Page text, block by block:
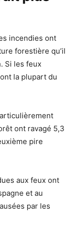
incendies ont
forestière qu’il
Si les feux
la plupart du
ont ravagé 5,3
pire
aux feux ont
et au
par les